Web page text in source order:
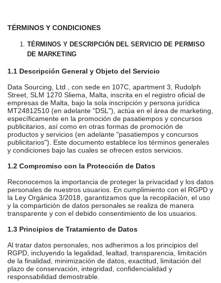
TÉRMINOS Y CONDICIONES
TÉRMINOS Y DESCRIPCIÓN DEL SERVICIO DE PERMISO
DE MARKETING
1.1 Descripción General y Objeto del Servicio
Data Sourcing, Ltd., con sede en 107C, apartment 3, Rudolph
Street, SLM 1270 Sliema, Malta, inscrita en el registro oficial de
empresas de Malta, bajo la sola inscripción y persona jurídica
MT24812510 (en adelante "DSL"), actúa en el área de marketing,
específicamente en la promoción de pasatiempos y concursos
publicitarios, así como en otras formas de promoción de
productos y servicios (en adelante "pasatiempos y concursos
publicitarios"). Este documento establece los términos generales
y condiciones bajo las cuales se ofrecen estos servicios.
1.2 Compromiso con la Protección de Datos
Reconocemos la importancia de proteger la privacidad y los datos
personales de nuestros usuarios. En cumplimiento con el RGPD y
la Ley Orgánica 3/2018, garantizamos que la recopilación, el uso
y la compartición de datos personales se realiza de manera
transparente y con el debido consentimiento de los usuarios.
1.3 Principios de Tratamiento de Datos
Al tratar datos personales, nos adherimos a los principios del
RGPD, incluyendo la legalidad, lealtad, transparencia, limitación
de la finalidad, minimización de datos, exactitud, limitación del
plazo de conservación, integridad, confidencialidad y
responsabilidad demostrable.